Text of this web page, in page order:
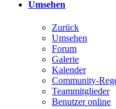
Umsehen
Zurück
Umsehen
Forum
Galerie
Kalender
Community-
Teammitglieder
Benutzer online